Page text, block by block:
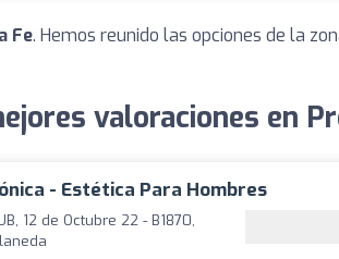
Fe. Hemos reunido las opciones de la
valoraciones en
- Estética Para Hombres
12 de Octubre 22 - B1870,